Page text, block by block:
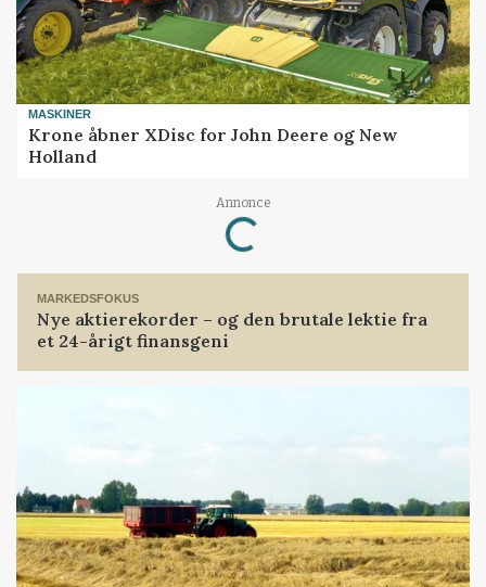
MASKINER
Krone åbner XDisc for John Deere og New
Holland
Annonce
Loading...
MARKEDSFOKUS
Nye aktierekorder – og den brutale lektie fra
et 24-årigt finansgeni